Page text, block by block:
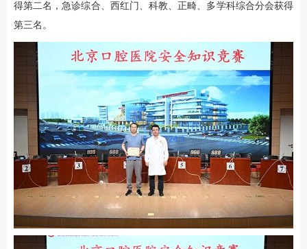
得第二名，急诊综合、西红门、科教、正畸、多学科综合分会获得
第三名。